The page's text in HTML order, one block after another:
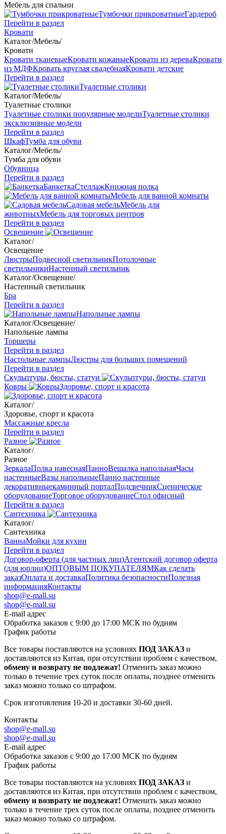
Мебель для спальни
Тумбочки прикроватныеГардероб
Перейти в раздел
Кровати
Каталог/Мебель/
Кровати
Кровати тканевыеКровати кожаныеКровати из дереваКровати
из МДФКровать круглая свадебнаяКровати детские
Перейти в раздел
Туалетные столики
Каталог/Мебель/
Туалетные столики
Туалетные столики популярные моделиТуалетные столики
эксклюзивные модели
Перейти в раздел
ШкафТумба для обуви
Каталог/Мебель/
Тумба для обуви
Обувница
Перейти в раздел
БанкеткаСтеллажКнижная полка
Мебель для ванной комнаты
Садовая мебельМебель для
животныхМебель для торговых центров
Перейти в раздел
Освещение
Каталог/
Освещение
ЛюстрыПодвесной светильникПотолочные
светильникиНастенный светильник
Каталог/Освещение/
Настенный светильник
Бра
Перейти в раздел
Напольные лампы
Каталог/Освещение/
Напольные лампы
Торшеры
Перейти в раздел
Настольные лампыЛюстры для больших помещений
Перейти в раздел
Скульптуры, бюсты, статуи
Ковры
Здоровье, спорт и красота
Каталог/
Здоровье, спорт и красота
Массажные кресла
Перейти в раздел
Разное
Каталог/
Разное
ЗеркалаПолка навеснаяПанноВешалка напольнаяЧасы
настенныеВазы напольныеПанно настенные
декоративныекаминный порталПодсвечникСценическое
оборудованиеТорговое оборудованиеСтол офисный
Перейти в раздел
Сантехника
Каталог/
Сантехника
ВаннаМойки для кухни
Перейти в раздел
Договор-оферта (для частных лиц)Агентский договор оферта
(для юрлиц)ОПТОВЫМ ПОКУПАТЕЛЯМКак сделать
заказОплата и доставкаПолитика безопасностиПолезная
информацияКонтакты
shop@e-mall.su
shop@e-mall.su
E-mail адрес
Обработка заказов с 9:00 до 17:00 МСК по будням
График работы
Все товары поставляются на условиях ПОД ЗАКАЗ и
доставляются из Китая, при отсутствии проблем с качеством,
обмену и возврату не подлежат! Отменить заказ можно
только в течение трех суток после оплаты, позднее отменить
заказ можно только со штрафом.
Срок изготовления 10-20 и доставки 30-60 дней.
Контакты
shop@e-mall.su
shop@e-mall.su
E-mail адрес
Обработка заказов с 9:00 до 17:00 МСК по будням
График работы
Все товары поставляются на условиях ПОД ЗАКАЗ и
доставляются из Китая, при отсутствии проблем с качеством,
обмену и возврату не подлежат! Отменить заказ можно
только в течение трех суток после оплаты, позднее отменить
заказ можно только со штрафом.